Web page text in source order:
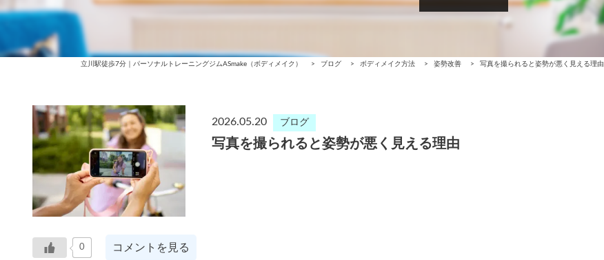
立川駅徒歩7分｜パーソナルトレーニングジムASmake（ボディメイク） > ブログ > ボディメイク方法 > 姿勢改善 > 写真を撮られると姿勢が悪く見える理由
2026.05.20 ブログ
写真を撮られると姿勢が悪く見える理由
0 コメントを見る